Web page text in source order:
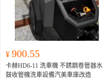
¥ 900.55
卡赫HD6-11 洗車機 不銹鋼卷管器水
鼓收管機洗車設備汽美車庫改造